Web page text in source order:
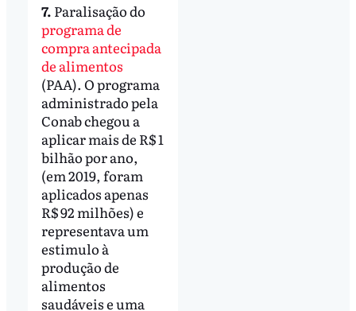
7. Paralisação do
programa de
compra antecipada
de alimentos
(PAA). O programa
administrado pela
Conab chegou a
aplicar mais de R$ 1
bilhão por ano,
(em 2019, foram
aplicados apenas
R$ 92 milhões) e
representava um
estimulo à
produção de
alimentos
saudáveis e uma